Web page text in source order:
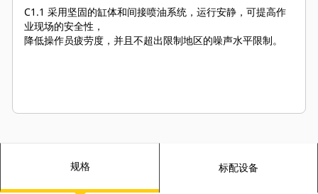
C1.1 采用坚固的缸体和间接喷油系统，运行安静，可提高作
业现场的安全性，
降低操作员疲劳度，并且不超出限制地区的噪声水平限制。
规格 标配设备